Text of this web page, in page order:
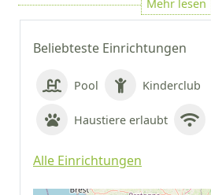
Beliebteste Einrichtungen
Pool Kinderclub
Haustiere erlaubt
Alle Einrichtungen